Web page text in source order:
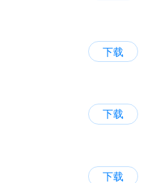
下载
下载
下载